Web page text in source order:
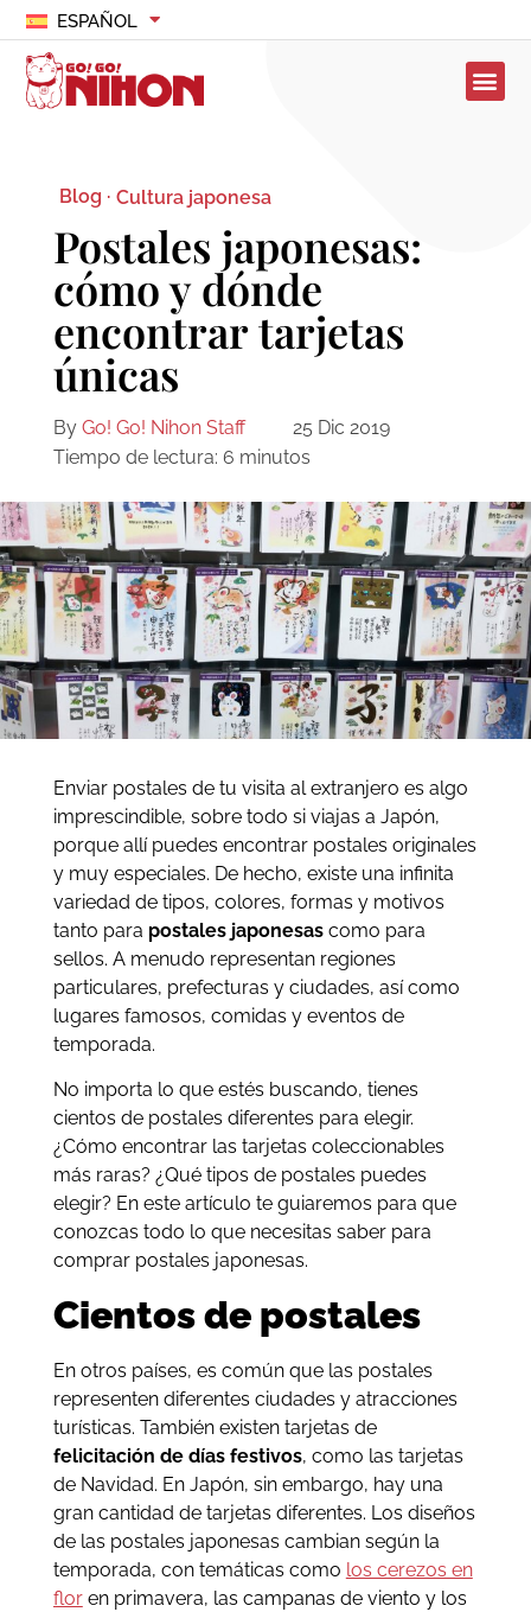
ESPAÑOL
Blog · Cultura japonesa
Postales japonesas:
cómo y dónde
encontrar tarjetas
únicas
By Go! Go! Nihon Staff
25 Dic 2019
Tiempo de lectura: 6 minutos
Enviar postales de tu visita al extranjero es algo
imprescindible, sobre todo si viajas a Japón,
porque allí puedes encontrar postales originales
y muy especiales. De hecho, existe una infinita
variedad de tipos, colores, formas y motivos
tanto para postales japonesascomo para
sellos. A menudo representan regiones
particulares, prefecturas y ciudades, así como
lugares famosos, comidas y eventos de
temporada.
No importa lo que estés buscando, tienes
cientos de postales diferentes para elegir.
¿Cómo encontrar las tarjetas coleccionables
más raras? ¿Qué tipos de postales puedes
elegir? En este artículo te guiaremos para que
conozcas todo lo que necesitas saber para
comprar postales japonesas.
Cientos de postales
En otros países, es común que las postales
representen diferentes ciudades y atracciones
turísticas. También existen tarjetas de
felicitación de días festivos, como las tarjetas
de Navidad. En Japón, sin embargo, hay una
gran cantidad de tarjetas diferentes. Los diseños
de las postales japonesas cambian según la
temporada, con temáticas como los cerezos en
floren primavera, las campanas de viento y los